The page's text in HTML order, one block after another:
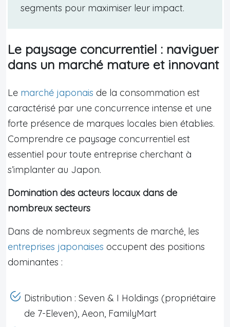
segments pour maximiser leur impact.
Le paysage concurrentiel : naviguer
dans un marché mature et innovant
Le marché japonais de la consommation est
caractérisé par une concurrence intense et une
forte présence de marques locales bien établies.
Comprendre ce paysage concurrentiel est
essentiel pour toute entreprise cherchant à
s’implanter au Japon.
Domination des acteurs locaux dans de
nombreux secteurs
Dans de nombreux segments de marché, les
entreprises japonaises occupent des positions
dominantes :
Distribution : Seven & I Holdings (propriétaire
de 7-Eleven), Aeon, FamilyMart